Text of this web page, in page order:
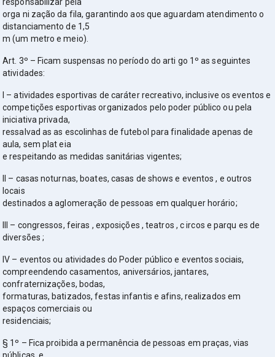
orga ni zação da fila, garantindo aos que aguardam atendimento o
distanciamento de 1,5
m (um metro e meio).
Art. 3º – Ficam suspensas no período do arti go 1º as seguintes
atividades:
I – atividades esportivas de caráter recreativo, inclusive os eventos e
competições esportivas organizados pelo poder público ou pela
iniciativa privada,
ressalvad as as escolinhas de futebol para finalidade apenas de
aula, sem plat eia
e respeitando as medidas sanitárias vigentes;
II – casas noturnas, boates, casas de shows e eventos , e outros
locais
destinados a aglomeração de pessoas em qualquer horário;
III – congressos, feiras , exposições , teatros , c ircos e parqu es de
diversões ;
IV – eventos ou atividades do Poder público e eventos sociais,
compreendendo casamentos, aniversários, jantares,
confraternizações, bodas,
formaturas, batizados, festas infantis e afins, realizados em
espaços comerciais ou
residenciais;
§ 1º – Fica proibida a permanência de pessoas em praças, vias